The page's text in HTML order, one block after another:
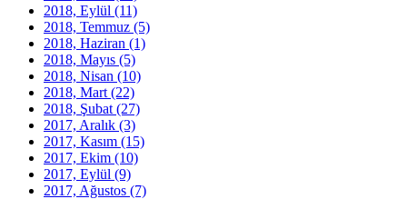
2018, Eylül (11)
2018, Temmuz (5)
2018, Haziran (1)
2018, Mayıs (5)
2018, Nisan (10)
2018, Mart (22)
2018, Şubat (27)
2017, Aralık (3)
2017, Kasım (15)
2017, Ekim (10)
2017, Eylül (9)
2017, Ağustos (7)